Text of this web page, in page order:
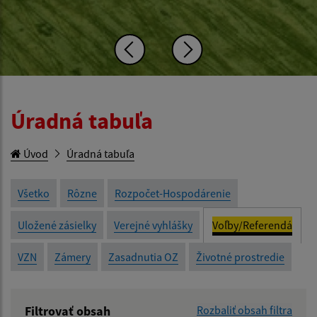
Úradná tabuľa
Úvod Úradná tabuľa
Všetko Rôzne Rozpočet-Hospodárenie
Uložené zásielky Verejné vyhlášky Voľby/Referendá
VZN Zámery Zasadnutia OZ Životné prostredie
Filtrovať obsah Rozbaliť obsah filtra